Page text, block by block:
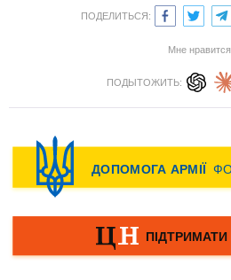
ПОДЕЛИТЬСЯ:
Мне нравится
ПОДЫТОЖИТЬ: